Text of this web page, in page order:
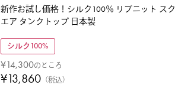
新作お試し価格！シルク100％ リブニット スク
エア タンクトップ 日本製
シルク100%
¥14,300のところ
¥13,860 税込